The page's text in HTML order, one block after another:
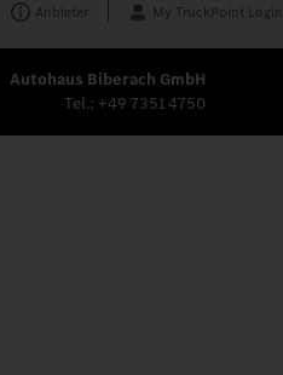
Anbieter My TruckPoint Login
Autohaus Biberach GmbH
Tel.: +49 7351 4750